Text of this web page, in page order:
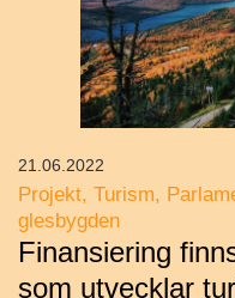
Projekt Turism
glesbygden
Finansiering
som utvecklar
21.06.2022